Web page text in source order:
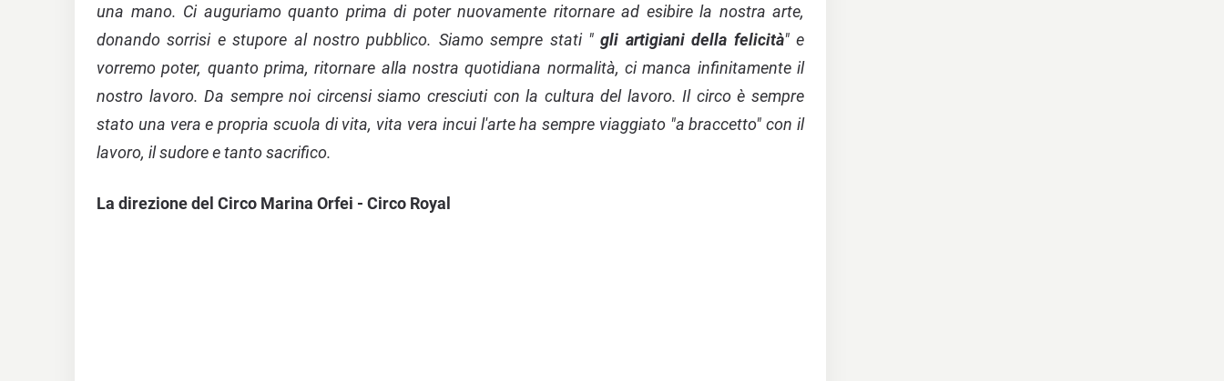
una mano. Ci auguriamo quanto prima di poter nuovamente ritornare ad esibire la nostra arte,
donando sorrisi e stupore al nostro pubblico. Siamo sempre stati "gli artigiani della felicità" e
vorremo poter, quanto prima, ritornare alla nostra quotidiana normalità, ci manca infinitamente il
nostro lavoro. Da sempre noi circensi siamo cresciuti con la cultura del lavoro. Il circo è sempre
stato una vera e propria scuola di vita, vita vera incui l'arte ha sempre viaggiato "a braccetto" con il
lavoro, il sudore e tanto sacrifico.
La direzione del Circo Marina Orfei - Circo Royal